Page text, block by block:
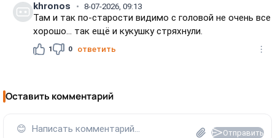
khronos 8-07-2026, 09:13
Там и так по-старости видимо с головой не очень все
хорошо... так ещё и кукушку стряхнули.
1 0 ответить
Оставить комментарий
😊 Написать комментарий... Отправить